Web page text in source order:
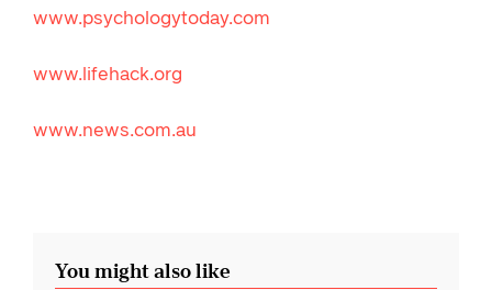
www.psychologytoday.com
www.lifehack.org
www.news.com.au
You might also like